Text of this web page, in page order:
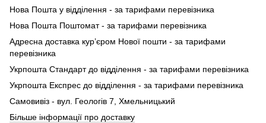
Нова Пошта у відділення - за тарифами перевізника
Нова Пошта Поштомат - за тарифами перевізника
Адресна доставка кур’єром Нової пошти - за тарифами
перевізника
Укрпошта Стандарт до відділення - за тарифами перевізника
Укрпошта Експрес до відділення - за тарифами перевізника
Самовивіз - вул. Геологів 7, Хмельницький
Більше інформації про доставку